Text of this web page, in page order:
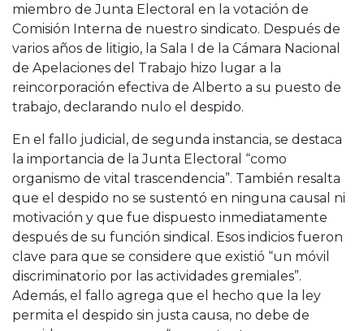
miembro de Junta Electoral en la votación de
Comisión Interna de nuestro sindicato. Después de
varios años de litigio, la Sala I de la Cámara Nacional
de Apelaciones del Trabajo hizo lugar a la
reincorporación efectiva de Alberto a su puesto de
trabajo, declarando nulo el despido.
En el fallo judicial, de segunda instancia, se destaca
la importancia de la Junta Electoral “como
organismo de vital trascendencia”. También resalta
que el despido no se sustentó en ninguna causal ni
motivación y que fue dispuesto inmediatamente
después de su función sindical. Esos indicios fueron
clave para que se considere que existió “un móvil
discriminatorio por las actividades gremiales”.
Además, el fallo agrega que el hecho que la ley
permita el despido sin justa causa, no debe de